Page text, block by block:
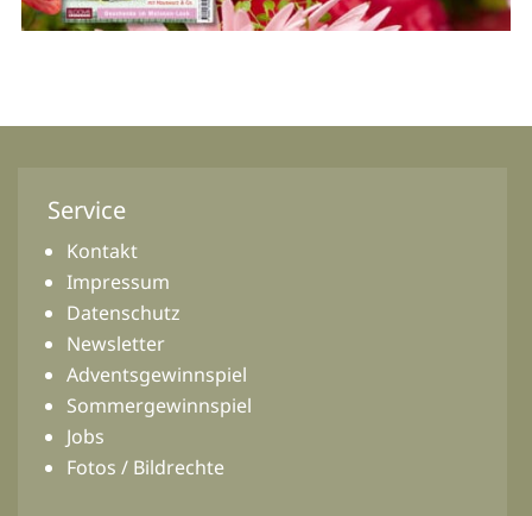
Service
Kontakt
Impressum
Datenschutz
Newsletter
Adventsgewinnspiel
Sommergewinnspiel
Jobs
Fotos / Bildrechte